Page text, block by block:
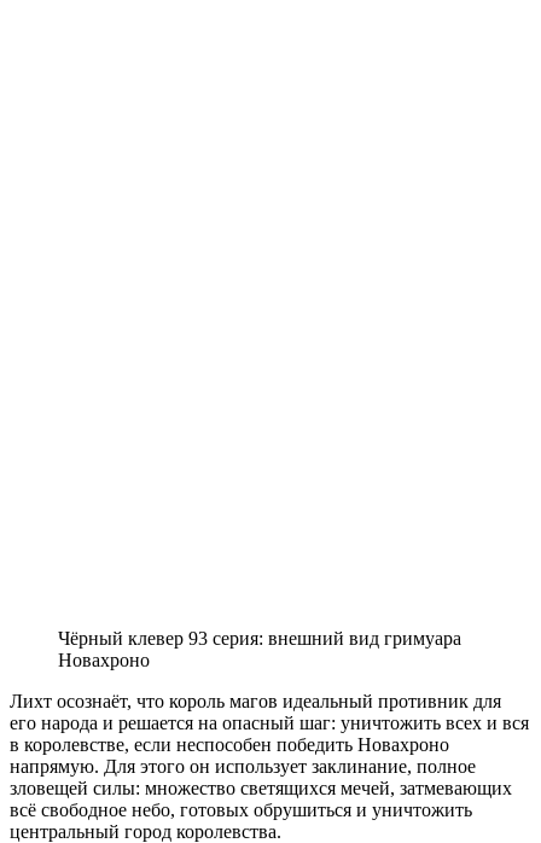
Чёрный клевер 93 серия: внешний вид гримуара
Новахроно
Лихт осознаёт, что король магов идеальный противник для
его народа и решается на опасный шаг: уничтожить всех и вся
в королевстве, если неспособен победить Новахроно
напрямую. Для этого он использует заклинание, полное
зловещей силы: множество светящихся мечей, затмевающих
всё свободное небо, готовых обрушиться и уничтожить
центральный город королевства.